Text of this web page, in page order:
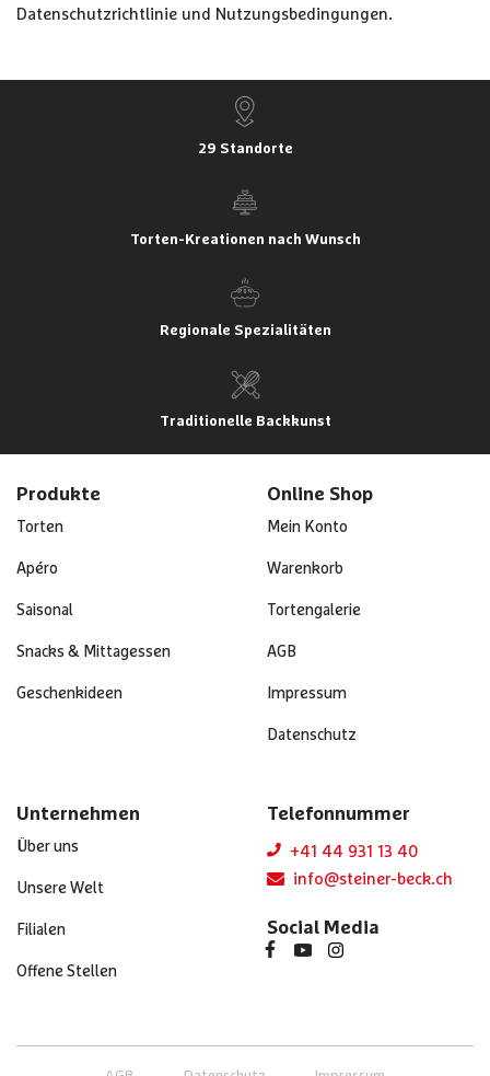
Datenschutzrichtlinie und Nutzungsbedingungen.
29 Standorte
Torten-Kreationen nach Wunsch
Regionale Spezialitäten
Traditionelle Backkunst
Produkte
Torten
Apéro
Saisonal
Snacks & Mittagessen
Geschenkideen
Online Shop
Mein Konto
Warenkorb
Tortengalerie
AGB
Impressum
Datenschutz
Unternehmen
Über uns
Unsere Welt
Filialen
Offene Stellen
Telefonnummer
+41 44 931 13 40
info@steiner-beck.ch
Social Media